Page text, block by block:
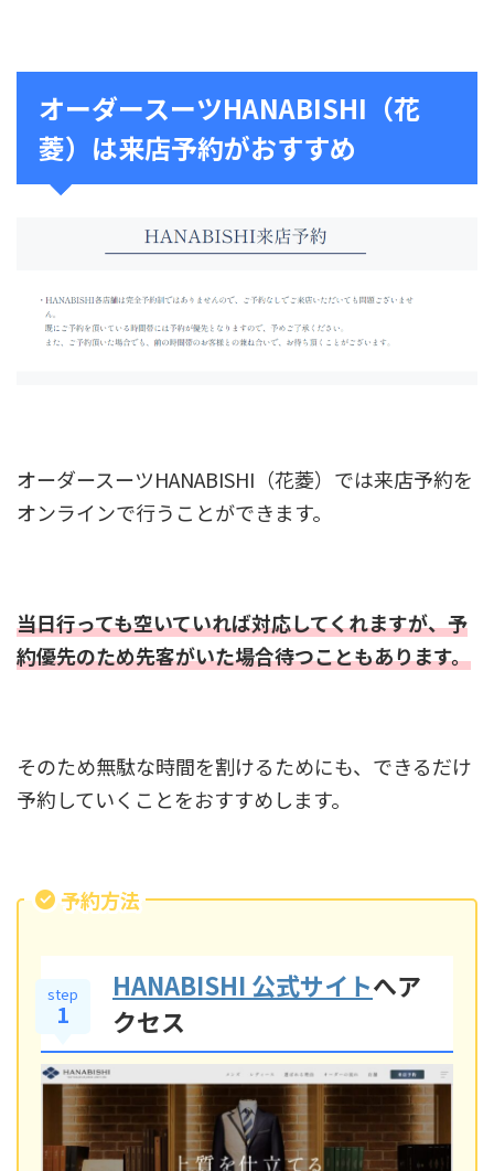
オーダースーツHANABISHI（花
菱）は来店予約がおすすめ
オーダースーツHANABISHI（花菱）では来店予約を
オンラインで行うことができます。
当日行っても空いていれば対応してくれますが、予
約優先のため先客がいた場合待つこともあります。
そのため無駄な時間を割けるためにも、できるだけ
予約していくことをおすすめします。
予約方法
step
1
HANABISHI 公式サイトへア
クセス